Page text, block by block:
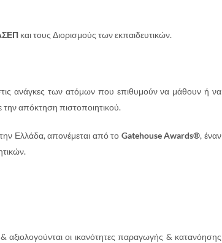
και τους Διορισμούς των εκπαιδευτικών.
στις ανάγκες των ατόμων που επιθυμούν να μάθουν ή να
απόκτηση πιστοποιητικού.
Ελλάδα, απονέμεται από το Gatehouse Awards®, έναν
αξιολογούνται οι ικανότητες παραγωγής & κατανόησης